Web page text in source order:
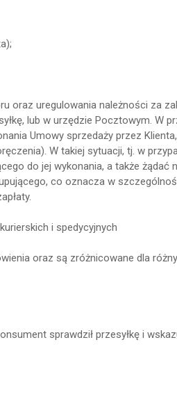
oraz uregulowania należności za
lub w urzędzie Pocztowym. W
Umowy sprzedaży przez
W takiej sytuacji, tj. w
do jej wykonania, a także żądać
co oznacza w
i spedycyjnych
oraz są zróżnicowane dla
sprawdził przesyłkę i